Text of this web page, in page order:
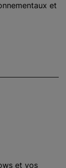
et
et vos